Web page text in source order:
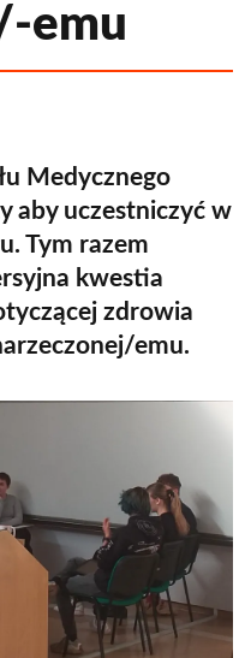
emu
Medycznego
aby uczestniczyć w
Tym razem
kwestia
zdrowia
emu.